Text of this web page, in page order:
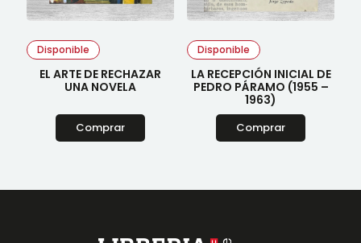
Disponible
EL ARTE DE RECHAZAR
UNA NOVELA
Comprar
Disponible
LA RECEPCIÓN INICIAL DE
PEDRO PÁRAMO (1955 –
1963)
Comprar